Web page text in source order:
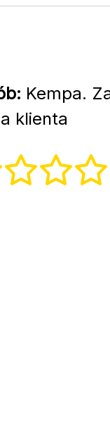
Kempa.
klienta